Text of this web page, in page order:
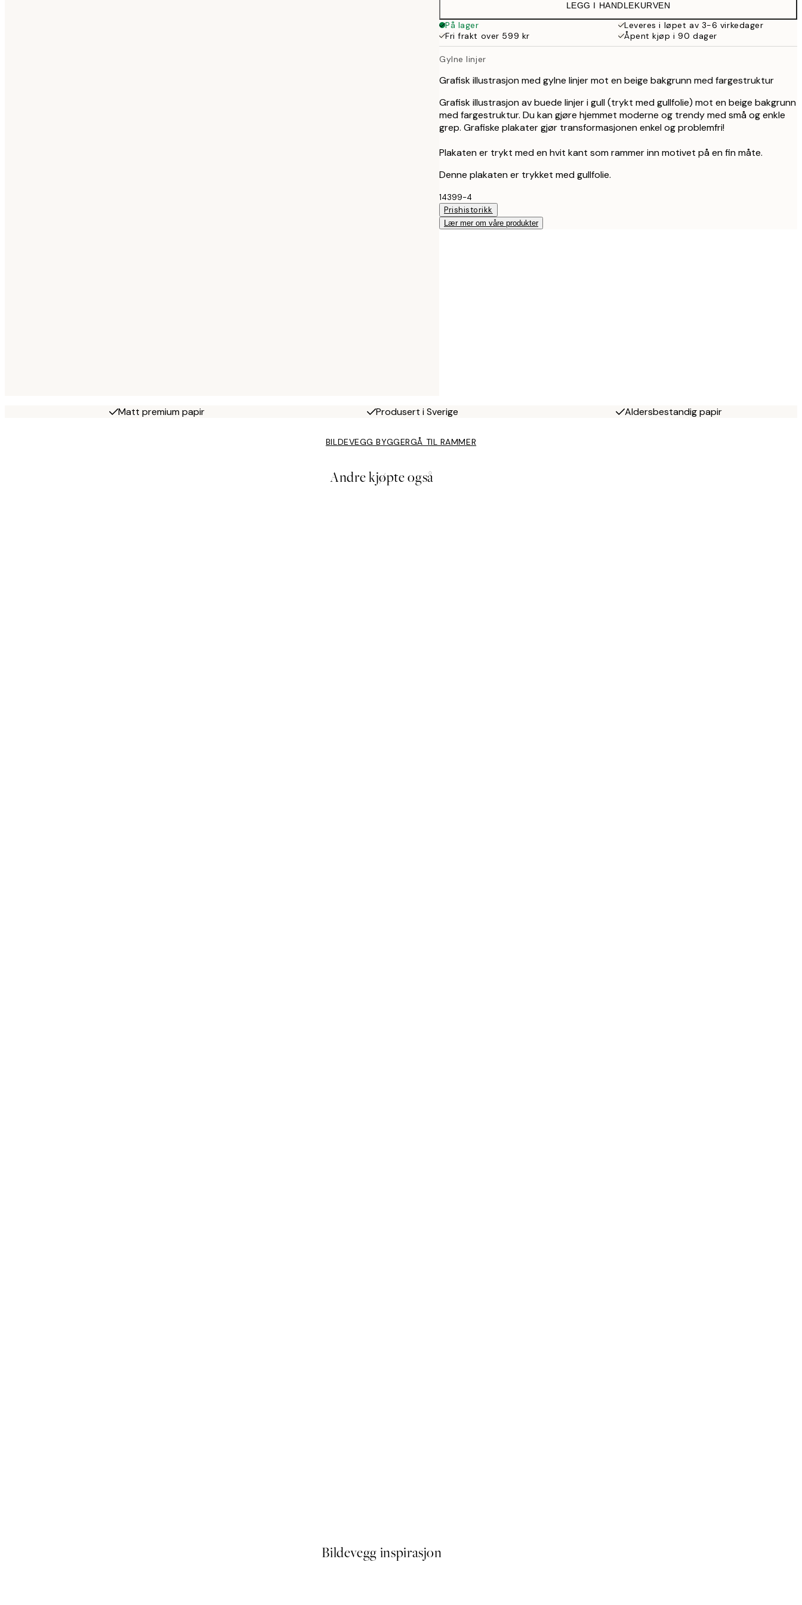
629 kr
LEGG I HANDLEKURVEN
På lager
Leveres i løpet av 3-6 virkedager
Fri frakt over 599 kr
Åpent kjøp i 90 dager
Gylne linjer
Grafisk illustrasjon med gylne linjer mot en beige bakgrunn med fargestruktur
Grafisk illustrasjon av buede linjer i gull (trykt med gullfolie) mot en beige bakgrunn
med fargestruktur. Du kan gjøre hjemmet moderne og trendy med små og enkle
grep. Grafiske plakater gjør transformasjonen enkel og problemfri!
Plakaten er trykt med en hvit kant som rammer inn motivet på en fin måte.
Denne plakaten er trykket med gullfolie.
14399-4
Prishistorikk
Lær mer om våre produkter
Matt premium papir Produsert i Sverige Aldersbestandig papir
BILDEVEGG BYGGERGÅ TIL RAMMER
Andre kjøpte også
Bildevegg inspirasjon